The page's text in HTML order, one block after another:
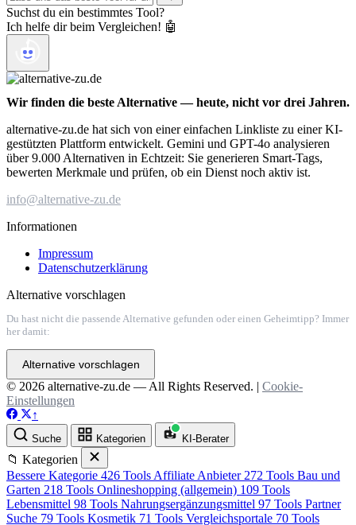
Suchst du ein bestimmtes Tool?
Ich helfe dir beim Vergleichen! 🤖
Wir finden die beste Alternative — heute, nicht vor drei Jahren.
alternative-zu.de hat sich von einer einfachen Linkliste zu einer KI-
gestützten Plattform entwickelt. Gemini und GPT-4o analysieren
über 9.000 Alternativen in Echtzeit: Sie generieren Smart-Tags,
bewerten Merkmale und prüfen, ob ein Dienst noch aktiv ist.
info@alternative-zu.de
Informationen
Impressum
Datenschutzerklärung
Alternative vorschlagen
Du hast nicht die passende Alternative gefunden oder einen Geheimtipp? Immer
her damit:
Alternative vorschlagen
© 2026 alternative-zu.de — All Rights Reserved. | Cookie-
Einstellungen
↑
Suche Kategorien KI-Berater
📁 Kategorien
Bessere Kategorie 426 Tools Affiliate Anbieter 272 Tools Bau und
Garten 218 Tools Onlineshopping (allgemein) 109 Tools
Lebensmittel 98 Tools Nahrungsergänzungsmittel 97 Tools Partner
Suche 79 Tools Kosmetik 71 Tools Vergleichsportale 70 Tools